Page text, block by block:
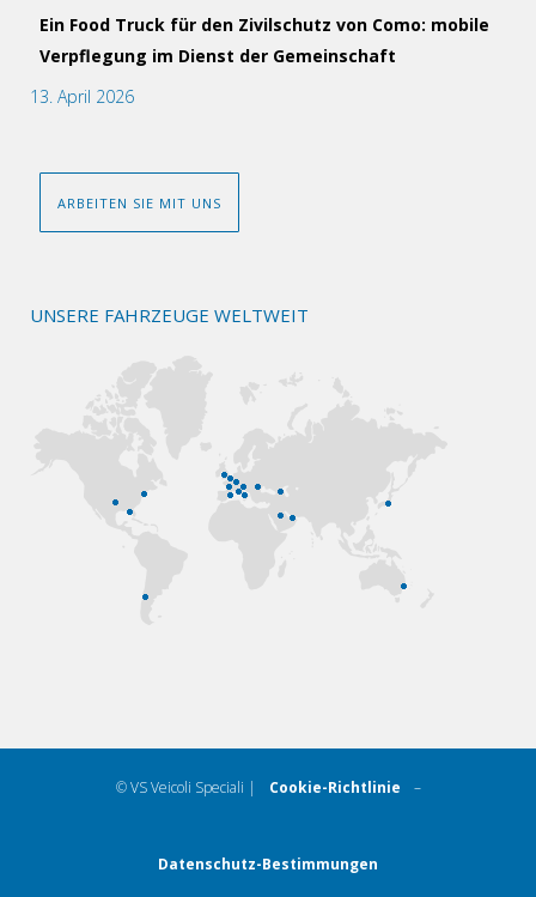
Ein Food Truck für den Zivilschutz von Como: mobile
Verpflegung im Dienst der Gemeinschaft
13. April 2026
ARBEITEN SIE MIT UNS
UNSERE FAHRZEUGE WELTWEIT
© VS Veicoli Speciali | Cookie-Richtlinie –
Datenschutz-Bestimmungen